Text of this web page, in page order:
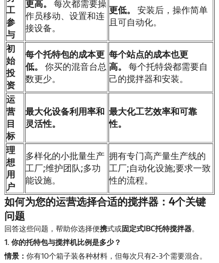
工
参
与
更高。
每次都需要操
作员移动、设置和连
接设备。
更低。
安装后，操作简单
且可自动化。
初
始
投
资
每个托特包的成本更
低。
你买的混音台总
数更少。
每个站点的成本也更
高。
每个托特袋都需要自
己的搅拌器和安装。
运
营
目
标
最大化设备利用率和
灵活性。
最大化工艺效率和可靠
性。
理
想
用
户
多样化的小批量生产
工厂;维护团队;多功
能设施。
拥有专门高产量生产线的
工厂;自动化设施;要求一致
性的流程。
如何为您的运营选择合适的搅拌器：4个关键
问题
回答这些问题，帮助你选择便携式或固定式IBC托特搅拌器。
1. 你的托特包与搅拌机比例是多少？
情景： 你有10个箱子装各种材料，但每次只有2-3个需要混合。